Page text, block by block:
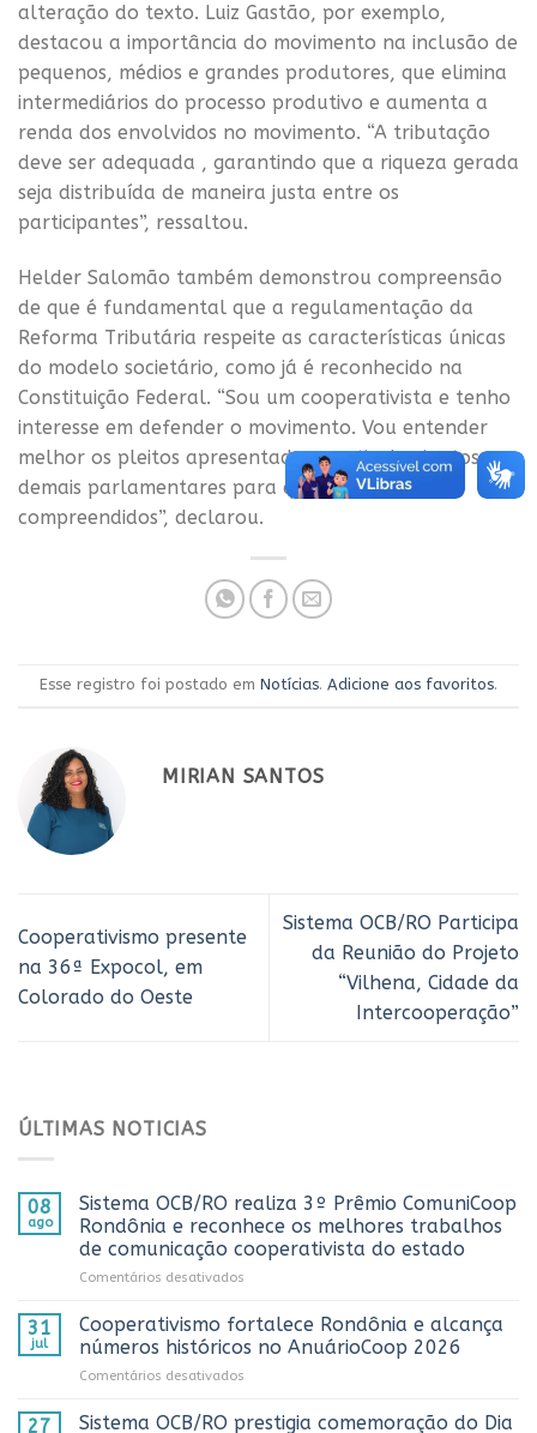
alteração do texto. Luiz Gastão, por exemplo,
destacou a importância do movimento na inclusão de
pequenos, médios e grandes produtores, que elimina
intermediários do processo produtivo e aumenta a
renda dos envolvidos no movimento. “A tributação
deve ser adequada , garantindo que a riqueza gerada
seja distribuída de maneira justa entre os
participantes”, ressaltou.
Helder Salomão também demonstrou compreensão
de que é fundamental que a regulamentação da
Reforma Tributária respeite as características únicas
do modelo societário, como já é reconhecido na
Constituição Federal. “Sou um cooperativista e tenho
interesse em defender o movimento. Vou entender
melhor os pleitos apresentados e articular juntos aos
demais parlamentares para que eles sejam
compreendidos”, declarou.
Esse registro foi postado em Notícias. Adicione aos favoritos.
MIRIAN SANTOS
Cooperativismo presente
na 36ª Expocol, em
Colorado do Oeste
Sistema OCB/RO Participa
da Reunião do Projeto
“Vilhena, Cidade da
Intercooperação”
ÚLTIMAS NOTICIAS
08
ago
Sistema OCB/RO realiza 3º Prêmio ComuniCoop
Rondônia e reconhece os melhores trabalhos
de comunicação cooperativista do estado
Comentários desativados
OCB/RO
3º
Rondônia
31
jul
Cooperativismo fortalece Rondônia e alcança
números históricos no AnuárioCoop 2026
Comentários desativados
fortalece
27
Sistema OCB/RO prestigia comemoração do Dia